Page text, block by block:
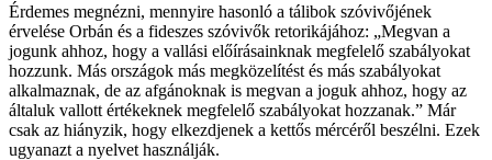
Érdemes megnézni, mennyire hasonló a tálibok szóvivőjének
érvelése Orbán és a fideszes szóvivők retorikájához: „Megvan a
jogunk ahhoz, hogy a vallási előírásainknak megfelelő szabályokat
hozzunk. Más országok más megközelítést és más szabályokat
alkalmaznak, de az afgánoknak is megvan a joguk ahhoz, hogy az
általuk vallott értékeknek megfelelő szabályokat hozzanak.” Már
csak az hiányzik, hogy elkezdjenek a kettős mércéről beszélni. Ezek
ugyanazt a nyelvet használják.